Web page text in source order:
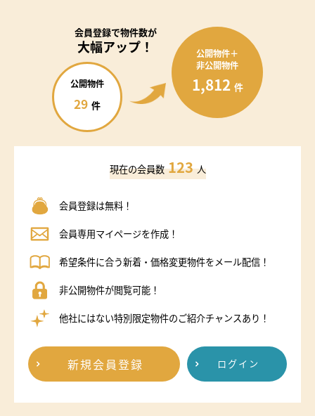
会員登録で物件数が
大幅アップ！
公開物件
29 件
公開物件＋
非公開物件
1,812 件
現在の会員数 123 人
会員登録は無料！
会員専用マイページを作成！
希望条件に合う新着・価格変更物件をメール配信！
非公開物件が閲覧可能！
他社にはない特別限定物件のご紹介チャンスあり！
新規会員登録 ログイン